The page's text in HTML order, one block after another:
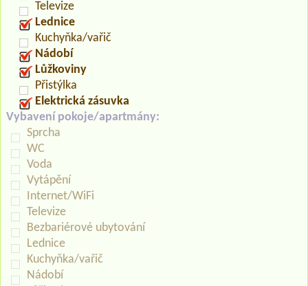
Televize
Lednice
Kuchyňka/vařič
Nádobí
Lůžkoviny
Přistýlka
Elektrická zásuvka
Vybavení pokoje/apartmány:
Sprcha
WC
Voda
Vytápění
Internet/WiFi
Televize
Bezbariérové ubytování
Lednice
Kuchyňka/vařič
Nádobí